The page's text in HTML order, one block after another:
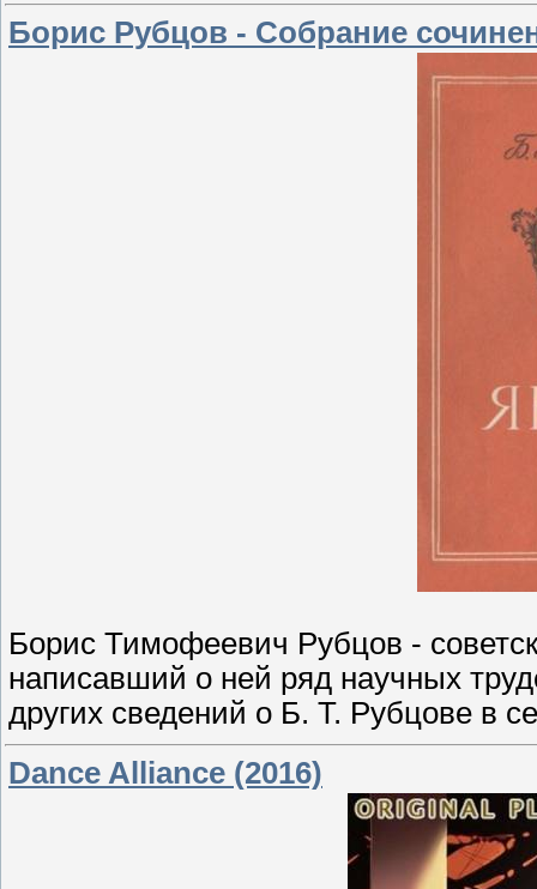
Борис Рубцов - Собрание
Борис Тимофеевич Рубцов -
написавший о ней ряд научных
других сведений о Б. Т. Рубцове в
Dance Alliance (2016)